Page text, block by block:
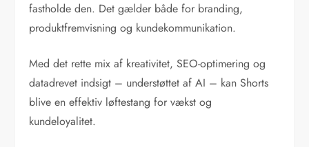
fastholde den. Det gælder både for branding,
produktfremvisning og kundekommunikation.
Med det rette mix af kreativitet, SEO-optimering og
datadrevet indsigt – understøttet af AI – kan Shorts
blive en effektiv løftestang for vækst og
kundeloyalitet.